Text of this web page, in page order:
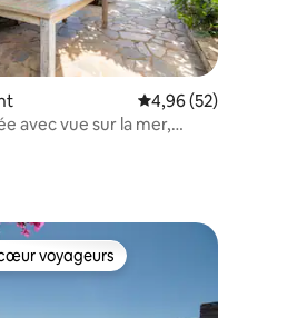
de 31 commentaires : 4,97 sur 5
Évaluation moyenne
4,96 (52)
avec vue sur la mer,
voyageurs les plus appréciés
voyageurs